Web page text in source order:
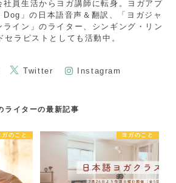
社員生活からヨガ講師に転身。ヨガアプ
Dog」の日本語音声＆翻訳、「ヨガジャ
ライン」のライター、シンギング・リン
ラピストとしても活動中。
Twitter Instagram
ライターの最新記事
ガのこと ヨガのこと